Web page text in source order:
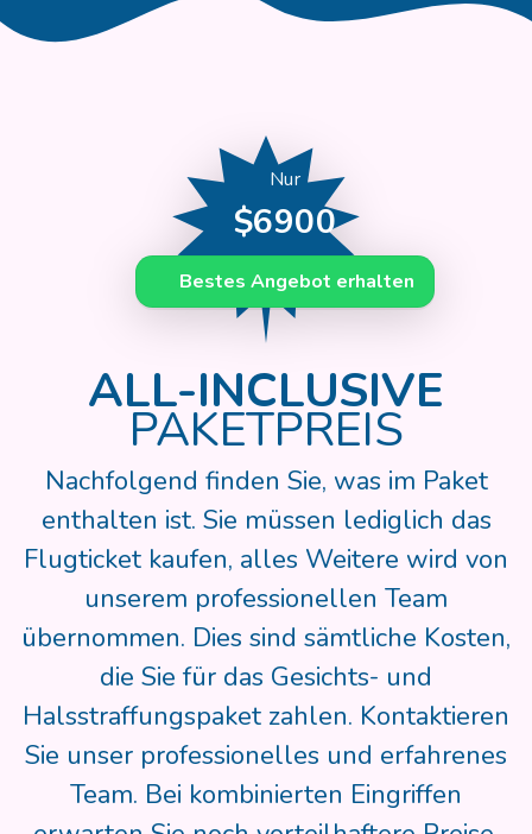
Nur
$6900
Bestes Angebot erhalten
ALL-INCLUSIVE
PAKETPREIS
Nachfolgend finden Sie, was im Paket
enthalten ist. Sie müssen lediglich das
Flugticket kaufen, alles Weitere wird von
unserem professionellen Team
übernommen. Dies sind sämtliche Kosten,
die Sie für das Gesichts- und
Halsstraffungspaket zahlen. Kontaktieren
Sie unser professionelles und erfahrenes
Team. Bei kombinierten Eingriffen